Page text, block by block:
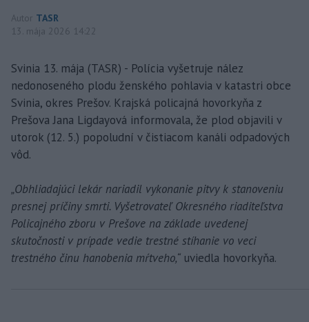
Autor TASR
13. mája 2026 14:22
Svinia 13. mája (TASR) - Polícia vyšetruje nález
nedonoseného plodu ženského pohlavia v katastri obce
Svinia, okres Prešov. Krajská policajná hovorkyňa z
Prešova Jana Ligdayová informovala, že plod objavili v
utorok (12. 5.) popoludní v čistiacom kanáli odpadových
vôd.
„Obhliadajúci lekár nariadil vykonanie pitvy k stanoveniu
presnej príčiny smrti. Vyšetrovateľ Okresného riaditeľstva
Policajného zboru v Prešove na základe uvedenej
skutočnosti v prípade vedie trestné stíhanie vo veci
trestného činu hanobenia mŕtveho,“ uviedla hovorkyňa.